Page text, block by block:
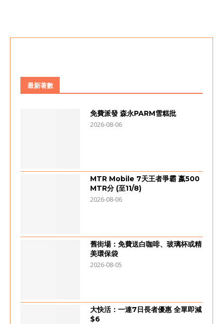
最新著數
免費派發 森永PARM雪糕批
2026-08-06
MTR Mobile 7天王者爭霸 嬴500
MTR分 (至11/8)
2026-08-06
舊街場：免費送白咖啡、玻璃杯或精
美環保袋
2026-08-05
大快活：一連7日長者優惠 全單即減
$6